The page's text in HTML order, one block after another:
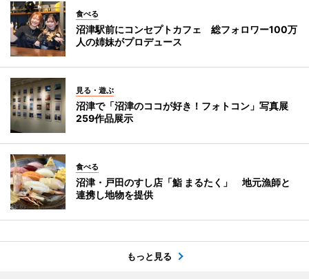
食べる
沼津駅前にコンセプトカフェ 総フォロワー100万
人の姉妹がプロデュース
見る・遊ぶ
沼津で「沼津のココが好き！フォトコン」写真展
259作品展示
食べる
沼津・戸田のすし店「鮨 まるたく」 地元漁師と
連携し地物を提供
もっと見る